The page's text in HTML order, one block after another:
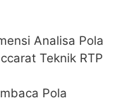
Analisa Pola
Teknik RTP
Pola